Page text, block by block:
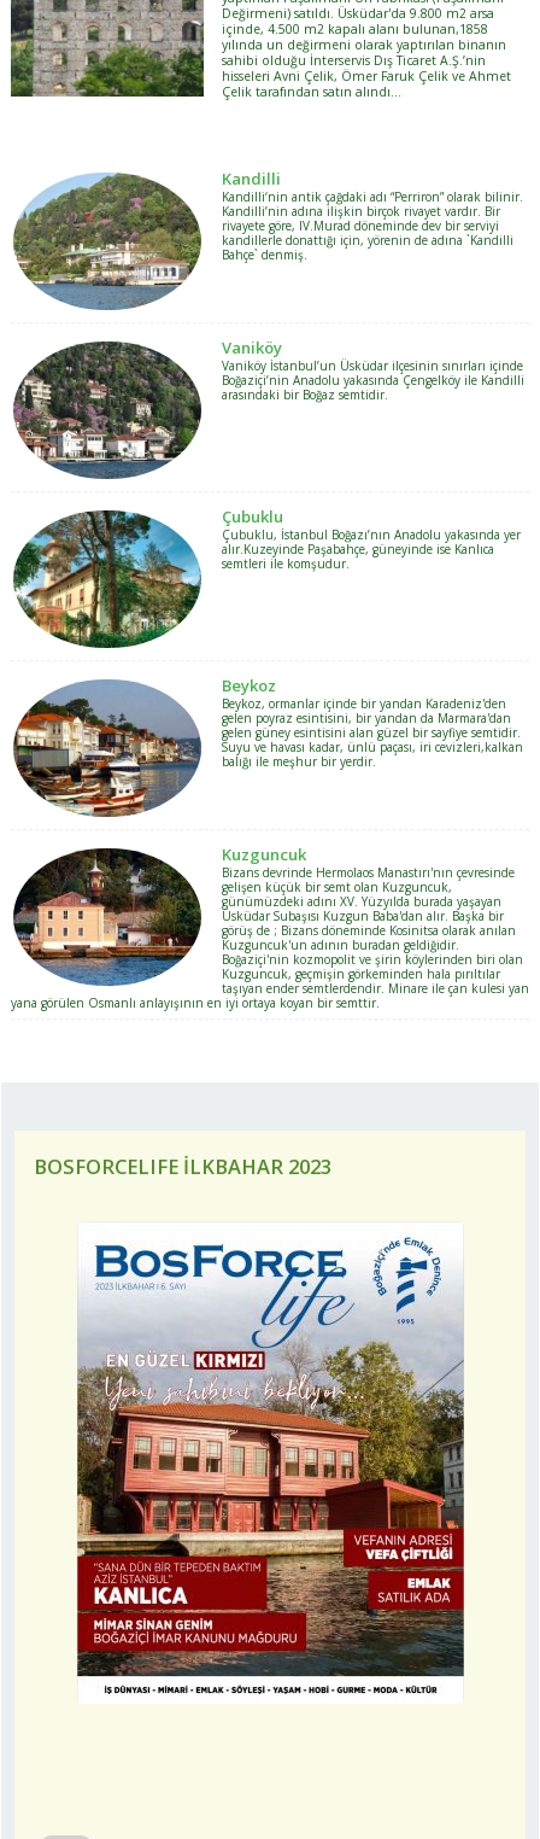
Değirmeni) satıldı. Üsküdar'da 9.800 m2 arsa
içinde, 4.500 m2 kapalı alanı bulunan,1858
yılında un değirmeni olarak yaptırılan binanın
sahibi olduğu İnterservis Dış Ticaret A.Ş.’nin
hisseleri Avni Çelik, Ömer Faruk Çelik ve Ahmet
Çelik tarafından satın alındı…
Kandilli
Kandilli‘nin antik çağdaki adı “Perriron” olarak bilinir.
Kandilli’nin adına ilişkin birçok rivayet vardır. Bir
rivayete göre, IV.Murad döneminde dev bir serviyi
kandillerle donattığı için, yörenin de adına `Kandilli
Bahçe` denmiş.
Vaniköy
Vaniköy İstanbul’un Üsküdar ilçesinin sınırları içinde
Boğaziçi’nin Anadolu yakasında Çengelköy ile Kandilli
arasındaki bir Boğaz semtidir.
Çubuklu
Çubuklu, İstanbul Boğazı’nın Anadolu yakasında yer
alır.Kuzeyinde Paşabahçe, güneyinde ise Kanlıca
semtleri ile komşudur.
Beykoz
Beykoz, ormanlar içinde bir yandan Karadeniz'den
gelen poyraz esintisini, bir yandan da Marmara'dan
gelen güney esintisini alan güzel bir sayfiye semtidir.
Suyu ve havası kadar, ünlü paçası, iri cevizleri,kalkan
balığı ile meşhur bir yerdir.
Kuzguncuk
Bizans devrinde Hermolaos Manastırı'nın çevresinde
gelişen küçük bir semt olan Kuzguncuk,
günümüzdeki adını XV. Yüzyılda burada yaşayan
Üsküdar Subaşısı Kuzgun Baba'dan alır. Başka bir
görüş de ; Bizans döneminde Kosinitsa olarak anılan
Kuzguncuk'un adının buradan geldiğidir.
Boğaziçi'nin kozmopolit ve şirin köylerinden biri olan
Kuzguncuk, geçmişin görkeminden hala pırıltılar
taşıyan ender semtlerdendir. Minare ile çan kulesi yan
yana görülen Osmanlı anlayışının en iyi ortaya koyan bir semttir.
BOSFORCELIFE İLKBAHAR 2023